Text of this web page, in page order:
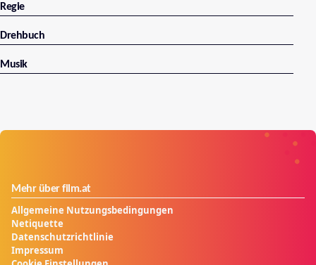
Regie
Drehbuch
Musik
Mehr über film.at
Allgemeine Nutzungsbedingungen
Netiquette
Datenschutzrichtlinie
Impressum